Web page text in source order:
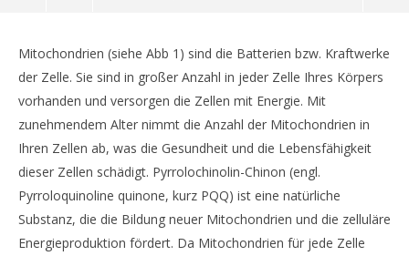
Mitochondrien (siehe Abb 1) sind die Batterien bzw. Kraftwerke
der Zelle. Sie sind in großer Anzahl in jeder Zelle Ihres Körpers
vorhanden und versorgen die Zellen mit Energie. Mit
zunehmendem Alter nimmt die Anzahl der Mitochondrien in
Ihren Zellen ab, was die Gesundheit und die Lebensfähigkeit
dieser Zellen schädigt. Pyrrolochinolin-Chinon (engl.
Pyrroloquinoline quinone, kurz PQQ) ist eine natürliche
Substanz, die die Bildung neuer Mitochondrien und die zelluläre
Energieproduktion fördert. Da Mitochondrien für jede Zelle